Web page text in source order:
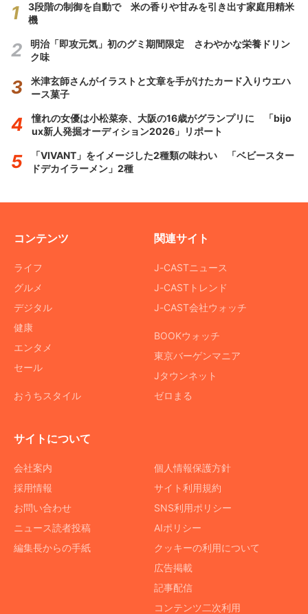
3段階の制御を自動で 米の香りや甘みを引き出す家庭用精米
機
明治「即攻元気」初のグミ期間限定 さわやかな栄養ドリン
ク味
米津玄師さんがイラストと文章を手がけたカード入りウエハ
ース菓子
憧れの女優は小松菜奈、大阪の16歳がグランプリに 「bijo
ux新人発掘オーディション2026」リポート
「VIVANT」をイメージした2種類の味わい 「ベビースター
ドデカイラーメン」2種
コンテンツ
ライフ
グルメ
デジタル
健康
エンタメ
セール
おうちスタイル
関連サイト
J-CASTニュース
J-CASTトレンド
J-CAST会社ウォッチ
BOOKウォッチ
東京バーゲンマニア
Jタウンネット
ゼロまる
サイトについて
会社案内
採用情報
お問い合わせ
ニュース読者投稿
編集長からの手紙
個人情報保護方針
サイト利用規約
SNS利用ポリシー
AIポリシー
クッキーの利用について
広告掲載
記事配信
コンテンツ二次利用